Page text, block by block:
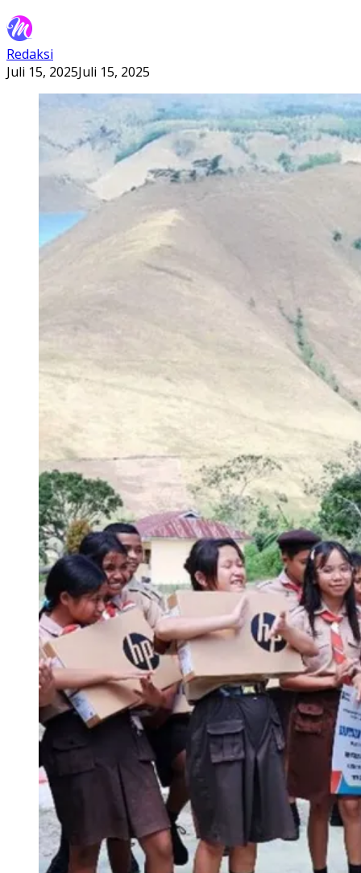
Redaksi
Juli 15, 2025Juli 15, 2025